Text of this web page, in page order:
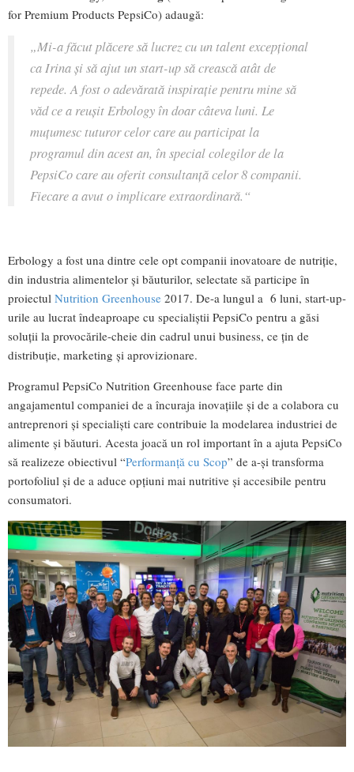
for Premium Products PepsiCo) adaugă:
„Mi-a făcut plăcere să lucrez cu un talent excepţional
ca Irina şi să ajut un start-up să crească atât de
repede. A fost o adevărată inspirație pentru mine să
văd ce a reuşit Erbology în doar câteva luni. Le
muţumesc tuturor celor care au participat la
programul din acest an, în special colegilor de la
PepsiCo care au oferit consultanță celor 8 companii.
Fiecare a avut o implicare extraordinară.“
Erbology a fost una dintre cele opt companii inovatoare de nutriţie,
din industria alimentelor și băuturilor, selectate să participe în
proiectul Nutrition Greenhouse 2017. De-a lungul a 6 luni, start-up-
urile au lucrat îndeaproape cu specialiştii PepsiCo pentru a găsi
soluţii la provocările-cheie din cadrul unui business, ce ţin de
distribuţie, marketing şi aprovizionare.
Programul PepsiCo Nutrition Greenhouse face parte din
angajamentul companiei de a încuraja inovațiile şi de a colabora cu
antreprenori şi specialiști care contribuie la modelarea industriei de
alimente şi băuturi. Acesta joacă un rol important în a ajuta PepsiCo
să realizeze obiectivul “Performanţă cu Scop” de a-şi transforma
portofoliul şi de a aduce opţiuni mai nutritive şi accesibile pentru
consumatori.